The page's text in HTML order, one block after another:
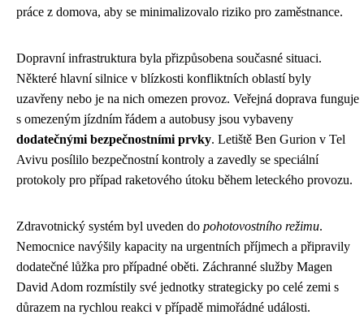
práce z domova, aby se minimalizovalo riziko pro zaměstnance.
Dopravní infrastruktura byla přizpůsobena současné situaci.
Některé hlavní silnice v blízkosti konfliktních oblastí byly
uzavřeny nebo je na nich omezen provoz. Veřejná doprava funguje
s omezeným jízdním řádem a autobusy jsou vybaveny
dodatečnými bezpečnostními prvky. Letiště Ben Gurion v Tel
Avivu posílilo bezpečnostní kontroly a zavedly se speciální
protokoly pro případ raketového útoku během leteckého provozu.
Zdravotnický systém byl uveden do pohotovostního režimu.
Nemocnice navýšily kapacity na urgentních příjmech a připravily
dodatečné lůžka pro případné oběti. Záchranné služby Magen
David Adom rozmístily své jednotky strategicky po celé zemi s
důrazem na rychlou reakci v případě mimořádné události.